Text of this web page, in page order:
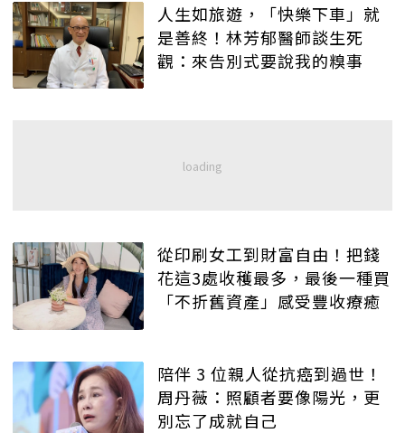
人生如旅遊，「快樂下車」就
是善終！林芳郁醫師談生死
觀：來告別式要說我的糗事
從印刷女工到財富自由！把錢
花這3處收穫最多，最後一種買
「不折舊資產」感受豐收療癒
陪伴 3 位親人從抗癌到過世！
周丹薇：照顧者要像陽光，更
別忘了成就自己